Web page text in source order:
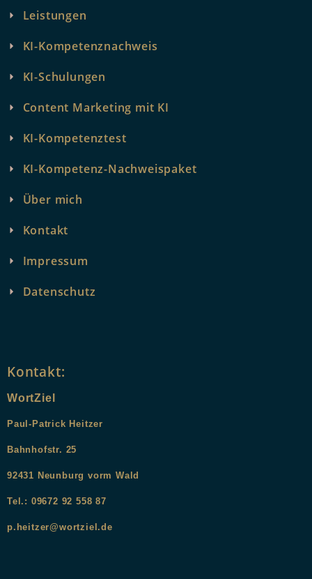
Leistungen
KI-Kompetenznachweis
KI-Schulungen
Content Marketing mit KI
KI-Kompetenztest
KI-Kompetenz-Nachweispaket
Über mich
Kontakt
Impressum
Datenschutz
Kontakt:
WortZiel
Paul-Patrick Heitzer
Bahnhofstr. 25
92431 Neunburg vorm Wald
Tel.: 09672 92 558 87
p.heitzer@wortziel.de